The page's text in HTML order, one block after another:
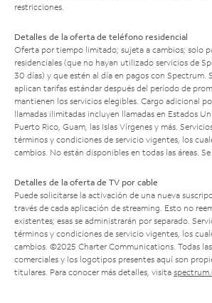
restricciones.
Detalles de la oferta de teléfono residencial
Oferta por tiempo limitado; sujeta a cambios; solo
residenciales (que no hayan utilizado servicios de
30 días) y que estén al día en pagos con Spectrum.
aplican tarifas estándar después del período de
mantienen los servicios elegibles. Cargo adicional
llamadas ilimitadas incluyen llamadas en Estados
Puerto Rico, Guam, las Islas Vírgenes y más.
términos y condiciones de servicio vigentes, los
cambios. No están disponibles en todas las áreas.
Detalles de la oferta de TV por cable
Puede solicitarse la activación de una nueva
través de cada aplicación de streaming. Esto no
existentes; esas se administrarán por separado.
términos y condiciones de servicio vigentes, los
cambios. ©2025 Charter Communications. Todas
comerciales y los logotipos presentes aquí son
titulares. Para conocer más detalles, visita